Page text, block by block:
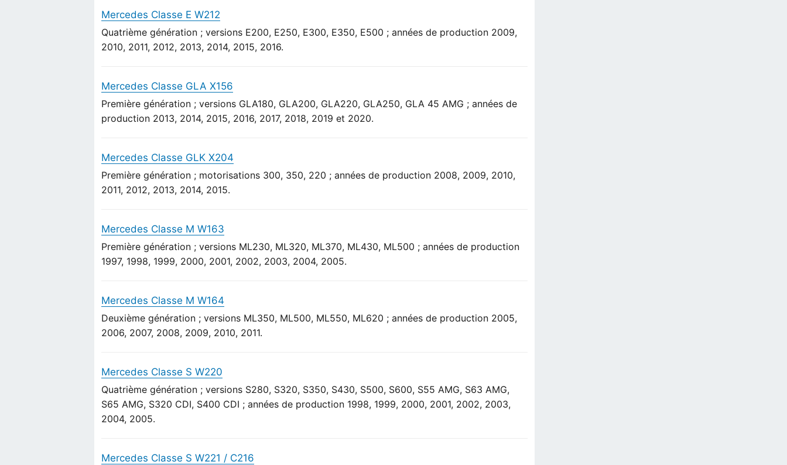
Mercedes Classe E W212
Quatrième génération ; versions E200, E250, E300, E350, E500 ; années de production 2009,
2010, 2011, 2012, 2013, 2014, 2015, 2016.
Mercedes Classe GLA X156
Première génération ; versions GLA180, GLA200, GLA220, GLA250, GLA 45 AMG ; années de
production 2013, 2014, 2015, 2016, 2017, 2018, 2019 et 2020.
Mercedes Classe GLK X204
Première génération ; motorisations 300, 350, 220 ; années de production 2008, 2009, 2010,
2011, 2012, 2013, 2014, 2015.
Mercedes Classe M W163
Première génération ; versions ML230, ML320, ML370, ML430, ML500 ; années de production
1997, 1998, 1999, 2000, 2001, 2002, 2003, 2004, 2005.
Mercedes Classe M W164
Deuxième génération ; versions ML350, ML500, ML550, ML620 ; années de production 2005,
2006, 2007, 2008, 2009, 2010, 2011.
Mercedes Classe S W220
Quatrième génération ; versions S280, S320, S350, S430, S500, S600, S55 AMG, S63 AMG,
S65 AMG, S320 CDI, S400 CDI ; années de production 1998, 1999, 2000, 2001, 2002, 2003,
2004, 2005.
Mercedes Classe S W221 / C216